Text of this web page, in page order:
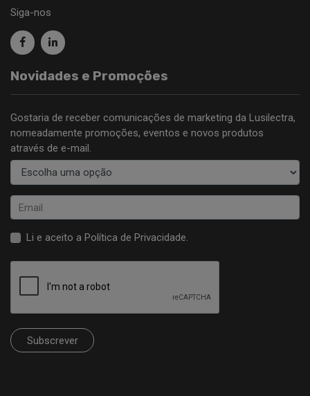
Siga-nos
Novidades e Promoções
Gostaria de receber comunicações de marketing da Lusilectra,
nomeadamente promoções, eventos e novos produtos
através de e-mail.
Li e aceito a Política de Privacidade.
Subscrever